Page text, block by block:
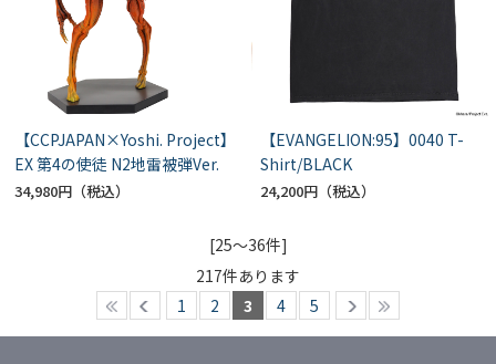
【CCPJAPAN×Yoshi. Project】
EX 第4の使徒 N2地雷被弾Ver.
34,980円
【EVANGELION:95】0040 T-
Shirt/BLACK
24,200円
[25～36件]
217件あります
1
2 3 4 5